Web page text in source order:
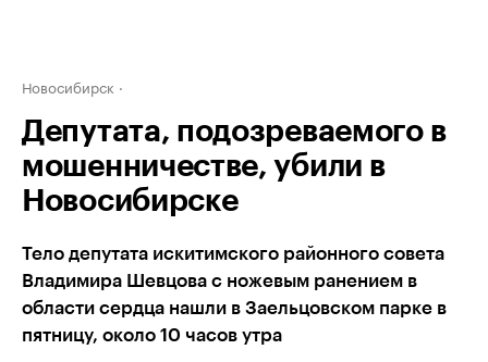
Новосибирск
Депутата, подозреваемого в
мошенничестве, убили в
Новосибирске
Тело депутата искитимского районного совета
Владимира Шевцова с ножевым ранением в
области сердца нашли в Заельцовском парке в
пятницу, около 10 часов утра